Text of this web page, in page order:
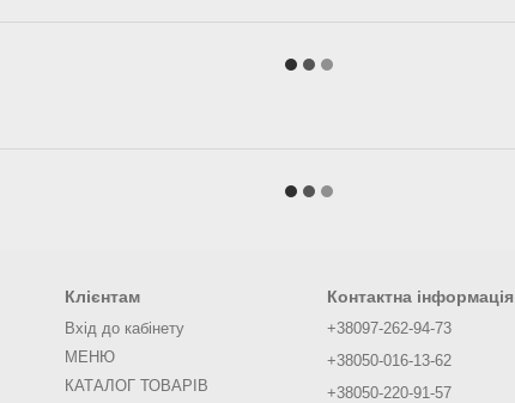
Клієнтам
Вхід до кабінету
МЕНЮ
КАТАЛОГ ТОВАРІВ
Контактна інформація
+38097-262-94-73
+38050-016-13-62
+38050-220-91-57